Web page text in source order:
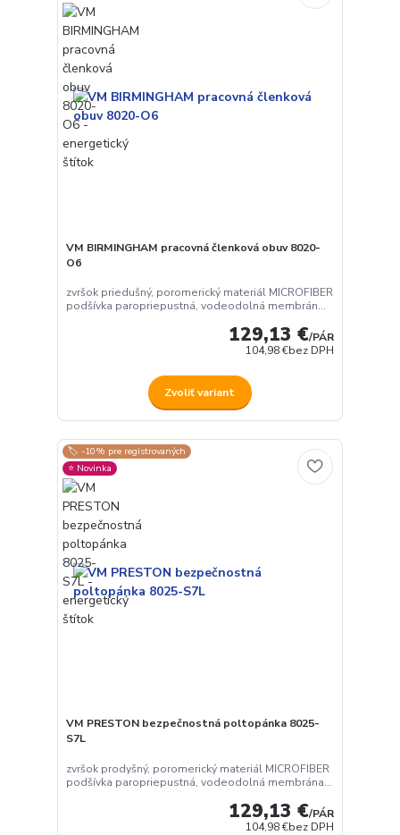
VM BIRMINGHAM pracovná členková obuv 8020-
O6
zvršok priedušný, poromerický materiál MICROFIBER
podšívka paropriepustná, vodeodolná membrán...
129,13 €/PÁR
104,98 €bez DPH
Zvoliť variant
🏷️ -10% pre registrovaných
⭐️ Novinka
VM PRESTON bezpečnostná poltopánka 8025-
S7L
zvršok prodyšný, poromerický materiál MICROFIBER
podšívka paropriepustná, vodeodolná membrána...
129,13 €/PÁR
104,98 €bez DPH